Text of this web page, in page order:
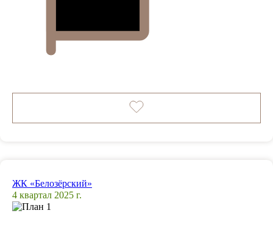
ЖК «Белозёрский»
4 квартал 2025 г.